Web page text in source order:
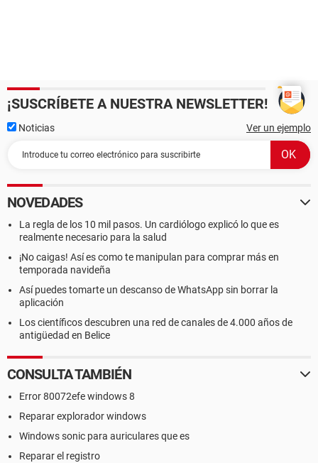
¡SUSCRÍBETE A NUESTRA NEWSLETTER!
Noticias Ver un ejemplo
NOVEDADES
La regla de los 10 mil pasos. Un cardiólogo explicó lo que es
realmente necesario para la salud
¡No caigas! Así es como te manipulan para comprar más en
temporada navideña
Así puedes tomarte un descanso de WhatsApp sin borrar la
aplicación
Los científicos descubren una red de canales de 4.000 años de
antigüedad en Belice
CONSULTA TAMBIÉN
Error 80072efe windows 8
Reparar explorador windows
Windows sonic para auriculares que es
Reparar el registro